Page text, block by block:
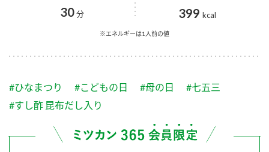
クイック調味料
ふりかけ おすしの素
炊き込みご飯の素 米飯用調味液
つゆ
納豆のサイト
三ツ判山吹
ミツカンの歴史
環境への取り組み
お客様相談センター
お客様の声をいかしました
30分 399 kcal
※エネルギーは1人前の値
#ひなまつり #こどもの日 #母の日
#七五三
#すし酢 昆布だし入り